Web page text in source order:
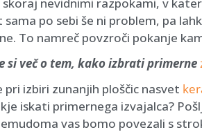
skoraj nevidnimi razpokami, v
po sebi še ni problem, pa
To namreč povzroči pokanje
si več o tem, kako izbrati primerne
izbiri zunanjih ploščic nasvet
iskati primernega izvajalca?
vas bomo povezali s